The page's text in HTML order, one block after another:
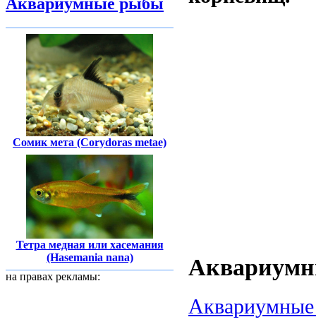
Сомик мета (Corydoras metae)
Тетра медная или хасемания
(Hasemania nana)
на правах рекламы:
Аквариумные